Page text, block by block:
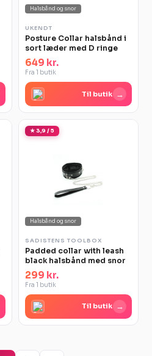
Halsbånd og snor
UKENDT
Posture Collar halsbånd i
sort læder med D ringe
649 kr.
Fra 1 butik
Til butik →
★ 3,9 / 5
Halsbånd og snor
SADISTENS TOOLBOX
Padded collar with leash
black halsbånd med snor
299 kr.
Fra 1 butik
Til butik →